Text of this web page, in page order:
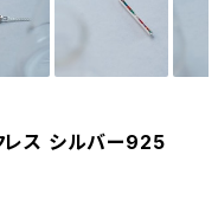
レス シルバー925